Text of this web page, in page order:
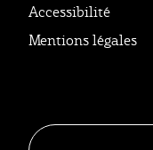
Accessibilité
Mentions légales